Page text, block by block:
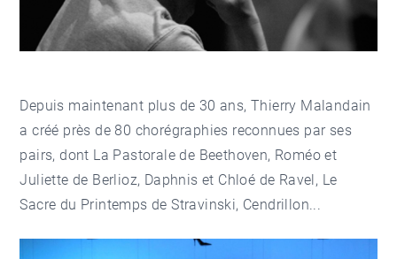
Depuis maintenant plus de 30 ans,Thierry Malandain
a créé près de 80 chorégraphies reconnues par ses
pairs, dont La Pastorale de Beethoven, Roméo et
Juliette de Berlioz, Daphnis et Chloé de Ravel, Le
Sacre du Printemps de Stravinski, Cendrillon...